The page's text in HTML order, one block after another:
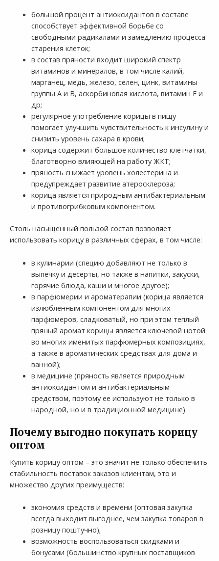
большой процент антиоксидантов в составе
способствует эффективной борьбе со
свободными радикалами и замедлению процесса
старения клеток;
в состав пряности входит широкий спектр
витаминов и минералов, в том числе калий,
марганец, медь, железо, селен, цинк, витамины
группы А и В, аскорбиновая кислота, витамин Е и
др;
регулярное употребление корицы в пищу
помогает улучшить чувствительность к инсулину и
снизить уровень сахара в крови;
корица содержит большое количество клетчатки,
благотворно влияющей на работу ЖКТ;
пряность снижает уровень холестерина и
предупреждает развитие атеросклероза;
корица является природным антибактериальным
и противогрибковым компонентом.
Столь насыщенный пользой состав позволяет
использовать корицу в различных сферах, в том числе:
в кулинарии (специю добавляют не только в
выпечку и десерты, но также в напитки, закуски,
горячие блюда, каши и многое другое);
в парфюмерии и ароматерапии (корица является
излюбленным компонентом для многих
парфюмеров, сладковатый, но при этом теплый
пряный аромат корицы является ключевой нотой
во многих именитых парфюмерных композициях,
а также в ароматических средствах для дома и
ванной);
в медицине (пряность является природным
антиоксидантом и антибактериальным
средством, поэтому ее используют не только в
народной, но и в традиционной медицине).
Почему выгодно покупать корицу
оптом
Купить корицу оптом – это значит не только обеспечить
стабильность поставок заказов клиентам, это и
множество других преимуществ:
экономия средств и времени (оптовая закупка
всегда выходит выгоднее, чем закупка товаров в
розницу поштучно);
возможность воспользоваться скидками и
бонусами (большинство крупных поставщиков